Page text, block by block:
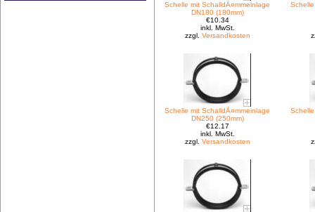
Schelle mit SchalldÃ¤mmeinlage
DN180 (180mm)
€10.34
inkl. MwSt.
zzgl. Versandkosten
Schelle mit SchalldÃ¤mmeinlage
DN250 (250mm)
€12.17
inkl. MwSt.
zzgl. Versandkosten